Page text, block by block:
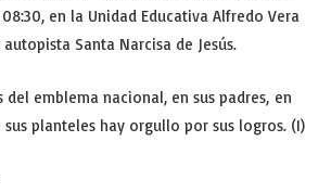
en la Unidad Educativa Alfredo Vera
Santa Narcisa de Jesús.
del emblema nacional, en sus padres, en
sus planteles hay orgullo por sus logros. (I)